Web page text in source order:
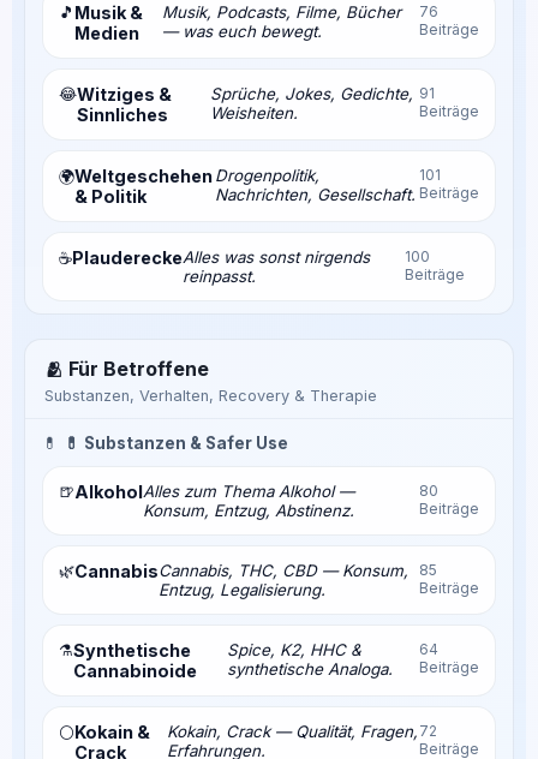
🎵 Musik &
Medien
Musik, Podcasts, Filme, Bücher
— was euch bewegt.
76
Beiträge
😂Witziges &
Sinnliches
Sprüche, Jokes, Gedichte,
Weisheiten.
91
Beiträge
🌍Weltgeschehen
& Politik
Drogenpolitik,
Nachrichten, Gesellschaft.
101
Beiträge
☕PlaudereckeAlles was sonst nirgends
reinpasst.
100
Beiträge
🫂 Für Betroffene
Substanzen, Verhalten, Recovery & Therapie
💊 💊 Substanzen & Safer Use
🍺AlkoholAlles zum Thema Alkohol —
Konsum, Entzug, Abstinenz.
80
Beiträge
🌿CannabisCannabis, THC, CBD — Konsum,
Entzug, Legalisierung.
85
Beiträge
⚗️Synthetische
Cannabinoide
Spice, K2, HHC &
synthetische Analoga.
64
Beiträge
⚪Kokain &
Crack
Kokain, Crack — Qualität, Fragen,
Erfahrungen.
72
Beiträge